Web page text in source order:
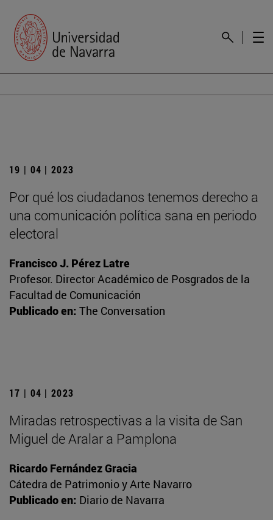
19 | 04 | 2023
Por qué los ciudadanos tenemos derecho a
una comunicación política sana en periodo
electoral
Francisco J. Pérez Latre
Profesor. Director Académico de Posgrados de la
Facultad de Comunicación
Publicado en: The Conversation
17 | 04 | 2023
Miradas retrospectivas a la visita de San
Miguel de Aralar a Pamplona
Ricardo Fernández Gracia
Cátedra de Patrimonio y Arte Navarro
Publicado en: Diario de Navarra